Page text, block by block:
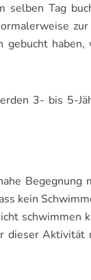
selben Tag
haben,
3- bis 5-
Begegnung
kein
schwimmen
dieser